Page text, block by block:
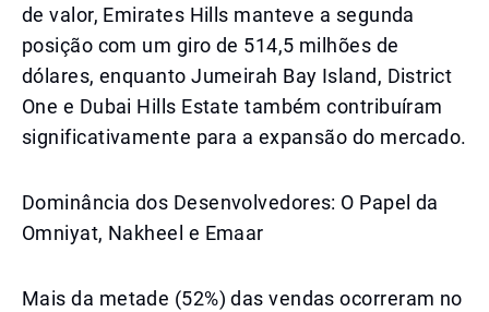
de valor, Emirates Hills manteve a segunda
posição com um giro de 514,5 milhões de
dólares, enquanto Jumeirah Bay Island, District
One e Dubai Hills Estate também contribuíram
significativamente para a expansão do mercado.
Dominância dos Desenvolvedores: O Papel da
Omniyat, Nakheel e Emaar
Mais da metade (52%) das vendas ocorreram no